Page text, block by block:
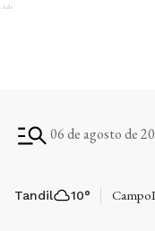
Ads
06 de agosto de
Tandil 10° Campo